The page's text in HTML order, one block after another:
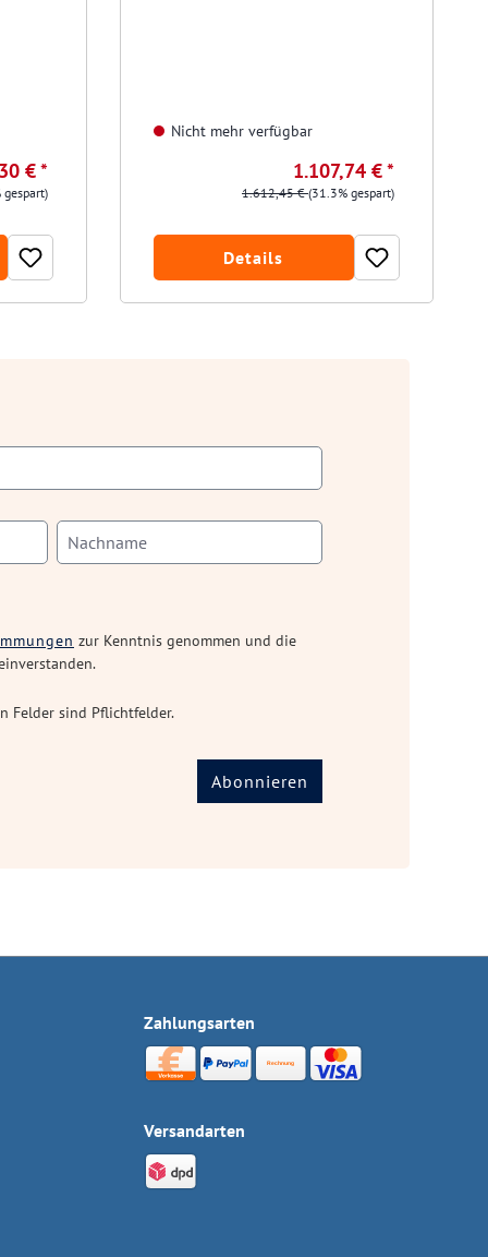
€ *
Nicht mehr verfügbar
1.107,74 € *
1.612,45 €(31.3% gespart)
Details
zur Kenntnis genommen und die
Felder sind Pflichtfelder.
Abonnieren
Zahlungsarten
Versandarten